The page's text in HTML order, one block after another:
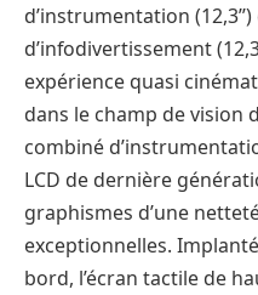
d’instrumentation
d’infodivertissement
expérience quasi
dans le champ de vision
combiné
LCD de dernière
graphismes d’une
exceptionnelles.
bord, l’écran tactile de